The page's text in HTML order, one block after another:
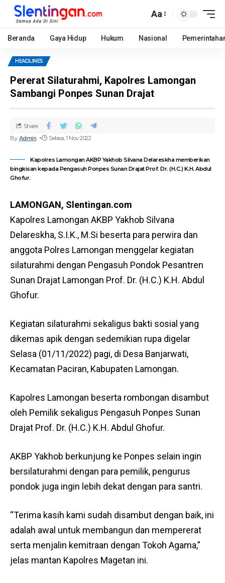
Aa
Beranda Gaya Hidup Hukum Nasional
HEADLINES
Pererat Silaturahmi, Kapolres Lamongan
Sambangi Ponpes Sunan Drajat
By Admin Selasa, 1 Nov 2022
Share
Kapolres Lamongan AKBP Yakhob Silvana Delareskha memberikan
bingkisan kepada Pengasuh Ponpes Sunan Drajat Prof. Dr. (H.C.) K.H. Abdul
Ghofur.
LAMONGAN, Slentingan.com
Kapolres Lamongan AKBP Yakhob Silvana
Delareskha, S.I.K., M.Si beserta para perwira dan
anggota Polres Lamongan menggelar kegiatan
silaturahmi dengan Pengasuh Pondok Pesantren
Sunan Drajat Lamongan Prof. Dr. (H.C.) K.H. Abdul
Ghofur.
Kegiatan silaturahmi sekaligus bakti sosial yang
dikemas apik dengan sedemikian rupa digelar
Selasa (01/11/2022) pagi, di Desa Banjarwati,
Kecamatan Paciran, Kabupaten Lamongan.
Kapolres Lamongan beserta rombongan disambut
oleh Pemilik sekaligus Pengasuh Ponpes Sunan
Drajat Prof. Dr. (H.C.) K.H. Abdul Ghofur.
AKBP Yakhob berkunjung ke Ponpes selain ingin
bersilaturahmi dengan para pemilik, pengurus
pondok juga ingin lebih dekat dengan para santri.
“Terima kasih kami sudah disambut dengan baik, ini
adalah awal untuk membangun dan mempererat
serta menjalin kemitraan dengan Tokoh Agama,”
jelas mantan Kapolres Magetan ini.